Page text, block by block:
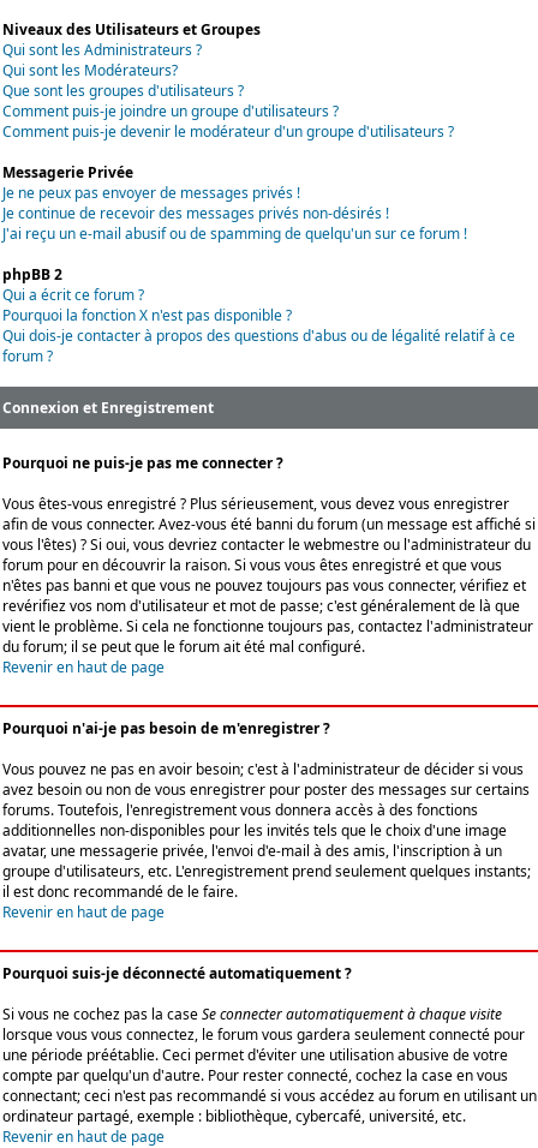
Niveaux des Utilisateurs et Groupes
Qui sont les Administrateurs ?
Qui sont les Modérateurs?
Que sont les groupes d'utilisateurs ?
Comment puis-je joindre un groupe d'utilisateurs ?
Comment puis-je devenir le modérateur d'un groupe d'utilisateurs ?
Messagerie Privée
Je ne peux pas envoyer de messages privés !
Je continue de recevoir des messages privés non-désirés !
J'ai reçu un e-mail abusif ou de spamming de quelqu'un sur ce forum !
phpBB 2
Qui a écrit ce forum ?
Pourquoi la fonction X n'est pas disponible ?
Qui dois-je contacter à propos des questions d'abus ou de légalité relatif à ce
forum ?
Connexion et Enregistrement
Pourquoi ne puis-je pas me connecter ?
Vous êtes-vous enregistré ? Plus sérieusement, vous devez vous enregistrer
afin de vous connecter. Avez-vous été banni du forum (un message est affiché si
vous l'êtes) ? Si oui, vous devriez contacter le webmestre ou l'administrateur du
forum pour en découvrir la raison. Si vous vous êtes enregistré et que vous
n'êtes pas banni et que vous ne pouvez toujours pas vous connecter, vérifiez et
revérifiez vos nom d'utilisateur et mot de passe; c'est généralement de là que
vient le problème. Si cela ne fonctionne toujours pas, contactez l'administrateur
du forum; il se peut que le forum ait été mal configuré.
Revenir en haut de page
Pourquoi n'ai-je pas besoin de m'enregistrer ?
Vous pouvez ne pas en avoir besoin; c'est à l'administrateur de décider si vous
avez besoin ou non de vous enregistrer pour poster des messages sur certains
forums. Toutefois, l'enregistrement vous donnera accès à des fonctions
additionnelles non-disponibles pour les invités tels que le choix d'une image
avatar, une messagerie privée, l'envoi d'e-mail à des amis, l'inscription à un
groupe d'utilisateurs, etc. L'enregistrement prend seulement quelques instants;
il est donc recommandé de le faire.
Revenir en haut de page
Pourquoi suis-je déconnecté automatiquement ?
Si vous ne cochez pas la caseSe connecter automatiquement à chaque visite
lorsque vous vous connectez, le forum vous gardera seulement connecté pour
une période préétablie. Ceci permet d'éviter une utilisation abusive de votre
compte par quelqu'un d'autre. Pour rester connecté, cochez la case en vous
connectant; ceci n'est pas recommandé si vous accédez au forum en utilisant un
ordinateur partagé, exemple : bibliothèque, cybercafé, université, etc.
Revenir en haut de page